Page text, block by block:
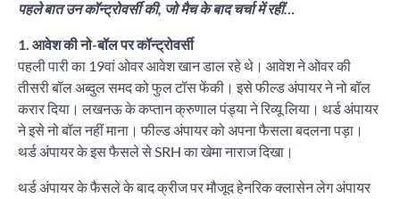
पहले बात उन कॉन्ट्रोवर्सी की, जो मैच के बाद चर्चा में रहीं…
1. आवेश की नो-बॉल पर कॉन्ट्रोवर्सी
पहली पारी का 19वां ओवर आवेश खान डाल रहे थे। आवेश ने ओवर की
तीसरी बॉल अब्दुल समद को फुल टॉस फेंकी। इसे फील्ड अंपायर ने नो बॉल
करार दिया। लखनऊ के कप्तान क्रुणाल पंड्या ने रिव्यू लिया। थर्ड अंपायर
ने इसे नो बॉल नहीं माना। फील्ड अंपायर को अपना फैसला बदलना पड़ा।
थर्ड अंपायर के इस फैसले से SRH का खेमा नाराज दिखा।
थर्ड अंपायर के फैसले के बाद क्रीज पर मौजूद हेनरिक क्लासेन लेग अंपायर